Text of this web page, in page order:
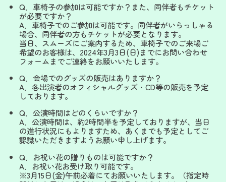
Q．車椅子の参加は可能ですか？また、同伴者もチケット
が必要ですか？
A．車椅子でのご参加は可能です。同伴者がいらっしゃる
場合、同伴者の方もチケットが必要となります。
当日、スムーズにご案内するため、車椅子でのご来場ご
希望のお客様は、2024年3月3日(日)までにお問い合わせ
フォームまでご連絡をお願いいたします。
Q．会場でのグッズの販売はありますか？
A．各出演者のオフィシャルグッズ・CD等の販売を予定
しております。
Q．公演時間はどのくらいですか？
A．公演時間は、約2時間半を予定しておりますが、当日
の進行状況にもよりますため、あくまでも予定としてご
認識いただきますようお願い申し上げます。
Q．お祝い花の贈りものは可能ですか？
A．お祝い花お受け取り可能です。
※3月15日(金)午前必着にてお願いいたします。（指定時